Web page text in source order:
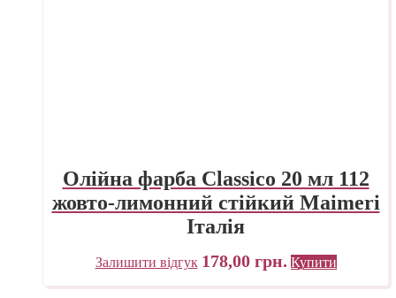
Олійна фарба Classico 20 мл 112
жовто-лимонний стійкий Maimeri
Італія
Залишити відгук 178,00 грн. Купити